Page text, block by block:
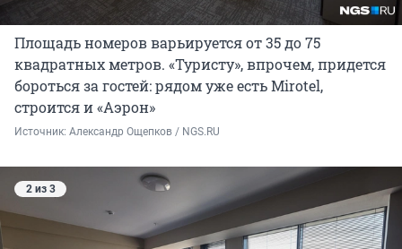
Площадь номеров варьируется от 35 до 75
квадратных метров. «Туристу», впрочем, придется
бороться за гостей: рядом уже есть Mirotel,
строится и «Аэрон»
Источник: Александр Ощепков / NGS.RU
2 из 3